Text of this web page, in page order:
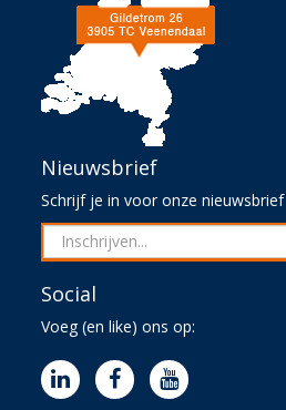
Nieuwsbrief
Schrijf je in voor onze nieuwsbrief
Social
Voeg (en like) ons op: